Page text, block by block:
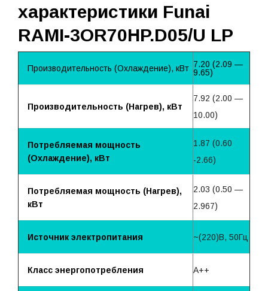
характеристики Funai
RAMI-3OR70HP.D05/U LP
Производительность (Охлаждение), кВт 7.20 (2.09 —
9.65)
Производительность (Нагрев), кВт
7.92 (2.00 —
10.00)
Потребляемая мощность
(Охлаждение), кВт
1.87 (0.60
-2.66)
Потребляемая мощность (Нагрев),
кВт
2.03 (0.50 —
2.967)
Источник электропитания ~(220)B, 50Гц
Класс энергопотребления A++